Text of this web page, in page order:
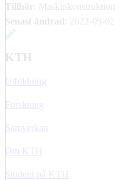
Tillhör
: Maskinkonstruktion
Senast ändrad
2022-09-02
KTH
Utbildning
Forskning
Samverkan
Om KTH
Student på KTH